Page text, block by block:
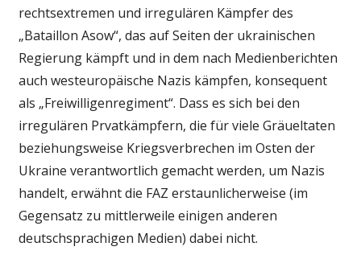
rechtsextremen und irregulären Kämpfer des
„Bataillon Asow“, das auf Seiten der ukrainischen
Regierung kämpft und in dem nach Medienberichten
auch westeuropäische Nazis kämpfen, konsequent
als „Freiwilligenregiment“. Dass es sich bei den
irregulären Prvatkämpfern, die für viele Gräueltaten
beziehungsweise Kriegsverbrechen im Osten der
Ukraine verantwortlich gemacht werden, um Nazis
handelt, erwähnt die FAZ erstaunlicherweise (im
Gegensatz zu mittlerweile einigen anderen
deutschsprachigen Medien) dabei nicht.